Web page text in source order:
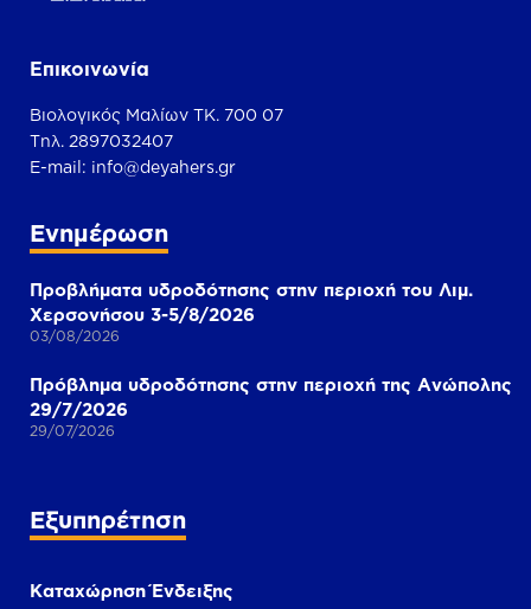
Επικοινωνία
Βιολογικός Μαλίων ΤΚ. 700 07
Τηλ. 2897032407
Ε-mail: info@deyahers.gr
Ενημέρωση
Προβλήματα υδροδότησης στην περιοχή του Λιμ.
Χερσονήσου 3-5/8/2026
03/08/2026
Πρόβλημα υδροδότησης στην περιοχή της Ανώπολης
29/7/2026
29/07/2026
Εξυπηρέτηση
Καταχώρηση Ένδειξης